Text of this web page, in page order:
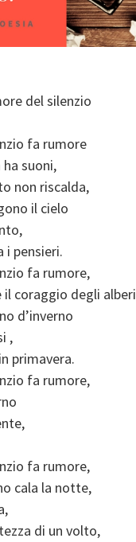
del silenzio
fa rumore
suoni,
non riscalda,
il cielo
i pensieri.
fa rumore,
coraggio degli alberi
d’inverno
,
primavera.
fa rumore,
fa rumore,
cala la notte,
di un volto,